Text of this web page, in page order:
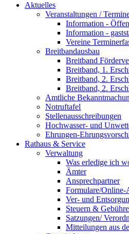
Aktuelles
Veranstaltungen /
Information -
Information -
Vereine
Breitbandausbau
Breitband
Breitband, 1.
Breitband, 2.
Breitband, 2.
Amtliche
Notruftafel
Stellenausschreibungen
Hochwasser- und
Ehrungen-
Rathaus & Service
Verwaltung
Was erledige ich
Ämter
Ansprechpartner
Formulare/Online-
Ver- und
Steuern &
Satzungen/
Mitteilungen aus